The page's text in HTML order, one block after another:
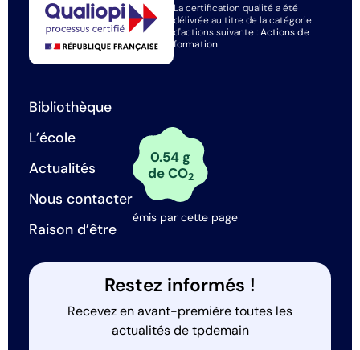
La certification qualité a été
délivrée au titre de la catégorie
d'actions suivante :Actions de
formation
Bibliothèque
L’école
Actualités
Nous contacter
Raison d’être
0.54 g
de CO2
émis par cette page
Restez informés !
Recevez en avant-première toutes les
actualités de tpdemain